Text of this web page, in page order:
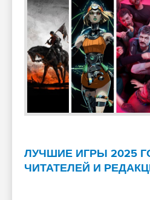
ЛУЧШИЕ ИГРЫ 2025
ЧИТАТЕЛЕЙ И